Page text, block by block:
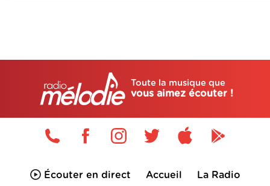
Toute la musique que
vous aimez écouter !
Écouter en direct Accueil La Radio